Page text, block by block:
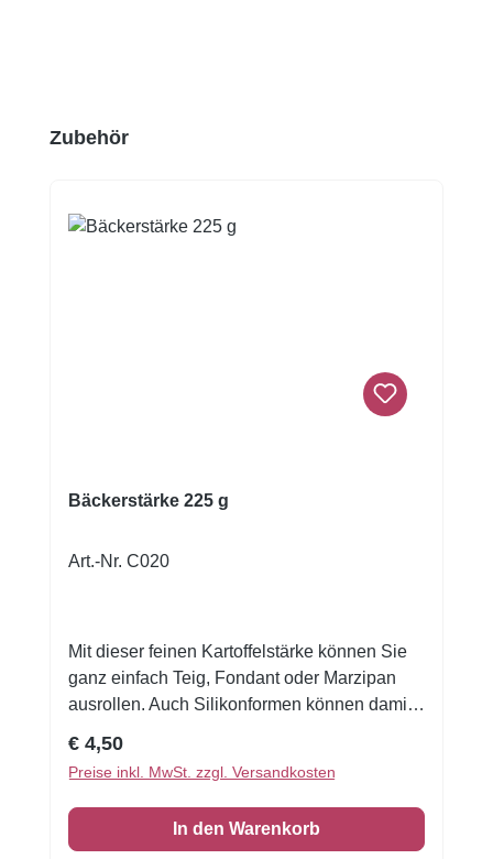
Produktgalerie überspringen
Zubehör
Bäckerstärke 225 g
Art.-Nr. C020
Mit dieser feinen Kartoffelstärke können Sie
ganz einfach Teig, Fondant oder Marzipan
ausrollen. Auch Silikonformen können damit
Verteilen zu erzielen, verwenden Sie ein
feines Sieb oder ein Säckchen. Zutaten:
Kartoffelstärke. Das Produkt enthält kein
Gluten und ist Halal zertifiziert. Inhalt: 225
Regulärer Preis:
€ 4,50
Preise inkl. MwSt. zzgl. Versandkosten
In den Warenkorb